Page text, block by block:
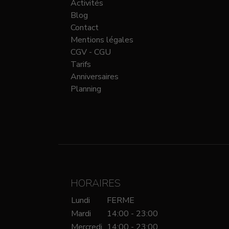
Activités
Blog
Contact
Mentions légales
CGV - CGU
Tarifs
Anniversaires
Planning
HORAIRES
Lundi
FERME
Mardi
14:00 - 23:00